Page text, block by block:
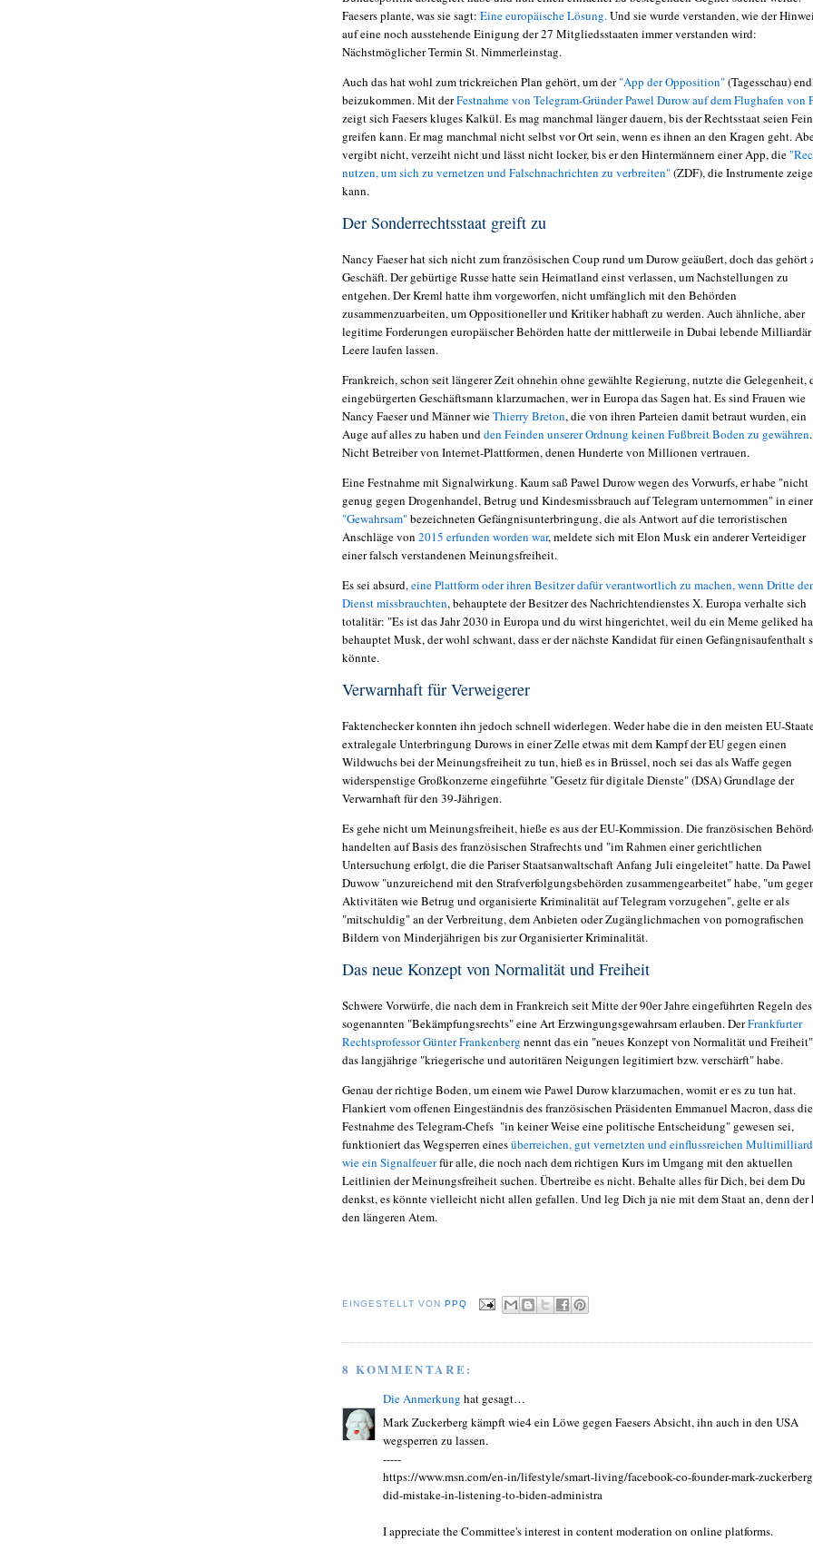
Faesers plante, was sie sagt: Eine europäische Lösung. Und sie wurde verstanden, wie der
auf eine noch ausstehende Einigung der 27 Mitgliedsstaaten immer verstanden wird:
Nächstmöglicher Termin St. Nimmerleinstag.
Auch das hat wohl zum trickreichen Plan gehört, um der"App der Opposition"(Tagesschau)
beizukommen. Mit derFestnahme von Telegram-Gründer Pawel Durow auf dem Flughafen von
zeigt sich Faesers kluges Kalkül. Es mag manchmal länger dauern, bis der Rechtsstaat seien
greifen kann. Er mag manchmal nicht selbst vor Ort sein, wenn es ihnen an den Kragen geht.
vergibt nicht, verzeiht nicht und lässt nicht locker, bis erden Hintermännern einer App, die
nutzen, um sich zu vernetzen und Falschnachrichten zu verbreiten"(ZDF), die Instrumente
kann.
Der Sonderrechtsstaat greift zu
Nancy Faeser hat sich nicht zum französischen Coup rund um Durow geäußert, doch das gehört
Geschäft. Der gebürtige Russe hatte sein Heimatland einst verlassen, um Nachstellungen zu
entgehen. Der Kreml hatte ihm vorgeworfen, nicht umfänglich mit den Behörden
zusammenzuarbeiten, um Oppositioneller und Kritiker habhaft zu werden. Auch ähnliche, aber
legitime Forderungen europäischer Behörden hatte der mittlerweile in Dubai lebende
Leere laufen lassen.
Frankreich, schon seit längerer Zeit ohnehin ohne gewählte Regierung, nutzte die Gelegenheit,
eingebürgerten Geschäftsmann klarzumachen, wer in Europa das Sagen hat. Es sind Frauen wie
Nancy Faeser und Männer wieThierry Breton, die von ihren Parteien damit betraut wurden, ein
Auge auf alles zu haben und den Feinden unserer Ordnung keinen Fußbreit Boden zu gewähren.
Nicht Betreiber von Internet-Plattformen, denen Hunderte von Millionen vertrauen.
Eine Festnahme mit Signalwirkung. Kaum saß Pawel Durow wegen des Vorwurfs, er habe "nicht
genug gegen Drogenhandel, Betrug und Kindesmissbrauch auf Telegram unternommen" in
"Gewahrsam"bezeichneten Gefängnisunterbringung, die als Antwort auf die terroristischen
Anschläge von 2015 erfunden worden war, meldete sich mit Elon Musk ein anderer Verteidiger
einer falsch verstandenen Meinungsfreiheit.
Es sei absurd, eine Plattform oder ihren Besitzer dafür verantwortlich zu machen, wenn Dritte
Dienst missbrauchten, behauptete der Besitzer des Nachrichtendienstes X. Europa verhalte sich
totalitär: "Es ist das Jahr 2030 in Europa und du wirst hingerichtet, weil du ein Meme geliked
behauptet Musk, der wohl schwant, dass er der nächste Kandidat für einen Gefängnisaufenthalt
könnte.
Verwarnhaft für Verweigerer
Faktenchecker konnten ihn jedoch schnell widerlegen. Weder habe die in den meisten EU-
extralegale Unterbringung Durows in einer Zelle etwas mit dem Kampf der EU gegen einen
Wildwuchs bei der Meinungsfreiheit zu tun, hieß es in Brüssel, noch sei das als Waffe gegen
widerspenstige Großkonzerne eingeführte "Gesetz für digitale Dienste" (DSA) Grundlage der
Verwarnhaft für den 39-Jährigen.
Es gehe nicht um Meinungsfreiheit, hieße es aus der EU-Kommission. Die französischen
handelten auf Basis des französischen Strafrechts und "im Rahmen einer gerichtlichen
Untersuchung erfolgt, die die Pariser Staatsanwaltschaft Anfang Juli eingeleitet" hatte. Da Pawel
Duwow "unzureichend mit den Strafverfolgungsbehörden zusammengearbeitet" habe, "um
Aktivitäten wie Betrug und organisierte Kriminalität auf Telegram vorzugehen", gelte er als
"mitschuldig" an der Verbreitung, dem Anbieten oder Zugänglichmachen von pornografischen
Bildern von Minderjährigen bis zur Organisierter Kriminalität.
Das neue Konzept von Normalität und Freiheit
Schwere Vorwürfe, die nach dem in Frankreich seit Mitte der 90er Jahre eingeführten Regeln des
sogenannten "Bekämpfungsrechts" eine Art Erzwingungsgewahrsam erlauben. DerFrankfurter
Rechtsprofessor Günter Frankenberg nennt das ein "neues Konzept von Normalität und
das langjährige "kriegerische und autoritären Neigungen legitimiert bzw. verschärft" habe.
Genau der richtige Boden, um einem wie Pawel Durow klarzumachen, womit er es zu tun hat.
Flankiert vom offenen Eingeständnis des französischen Präsidenten Emmanuel Macron, dass die
Festnahme des Telegram-Chefs "in keiner Weise eine politische Entscheidung" gewesen sei,
funktioniert das Wegsperren einesüberreichen, gut vernetzten und einflussreichen
wie ein Signalfeuerfür alle, die noch nach dem richtigen Kurs im Umgang mit den aktuellen
Leitlinien der Meinungsfreiheit suchen. Übertreibe es nicht. Behalte alles für Dich, bei dem Du
denkst, es könnte vielleicht nicht allen gefallen. Und leg Dich ja nie mit dem Staat an, denn der
den längeren Atem.
EINGESTELLT VON PPQ
8 KOMMENTARE:
Die Anmerkung hat gesagt…
Mark Zuckerberg kämpft wie4 ein Löwe gegen Faesers Absicht, ihn auch in den USA
wegsperren zu lassen.
-----
https://www.msn.com/en-in/lifestyle/smart-living/facebook-co-founder-mark-
did-mistake-in-listening-to-biden-administra
I appreciate the Committee's interest in content moderation on online platforms.